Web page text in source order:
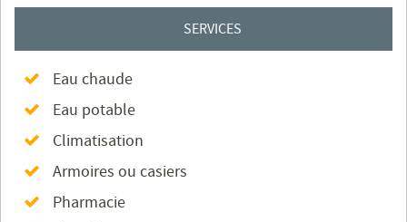
SERVICES
Eau chaude
Eau potable
Climatisation
Armoires ou casiers
Pharmacie